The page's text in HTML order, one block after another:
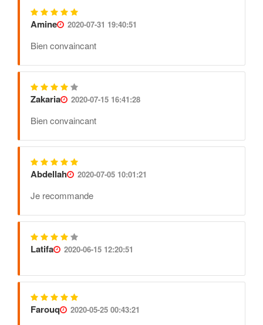
Amine 2020-07-31 19:40:51
Bien convaincant
Zakaria 2020-07-15 16:41:28
Bien convaincant
Abdellah 2020-07-05 10:01:21
Je recommande
Latifa 2020-06-15 12:20:51
Farouq 2020-05-25 00:43:21